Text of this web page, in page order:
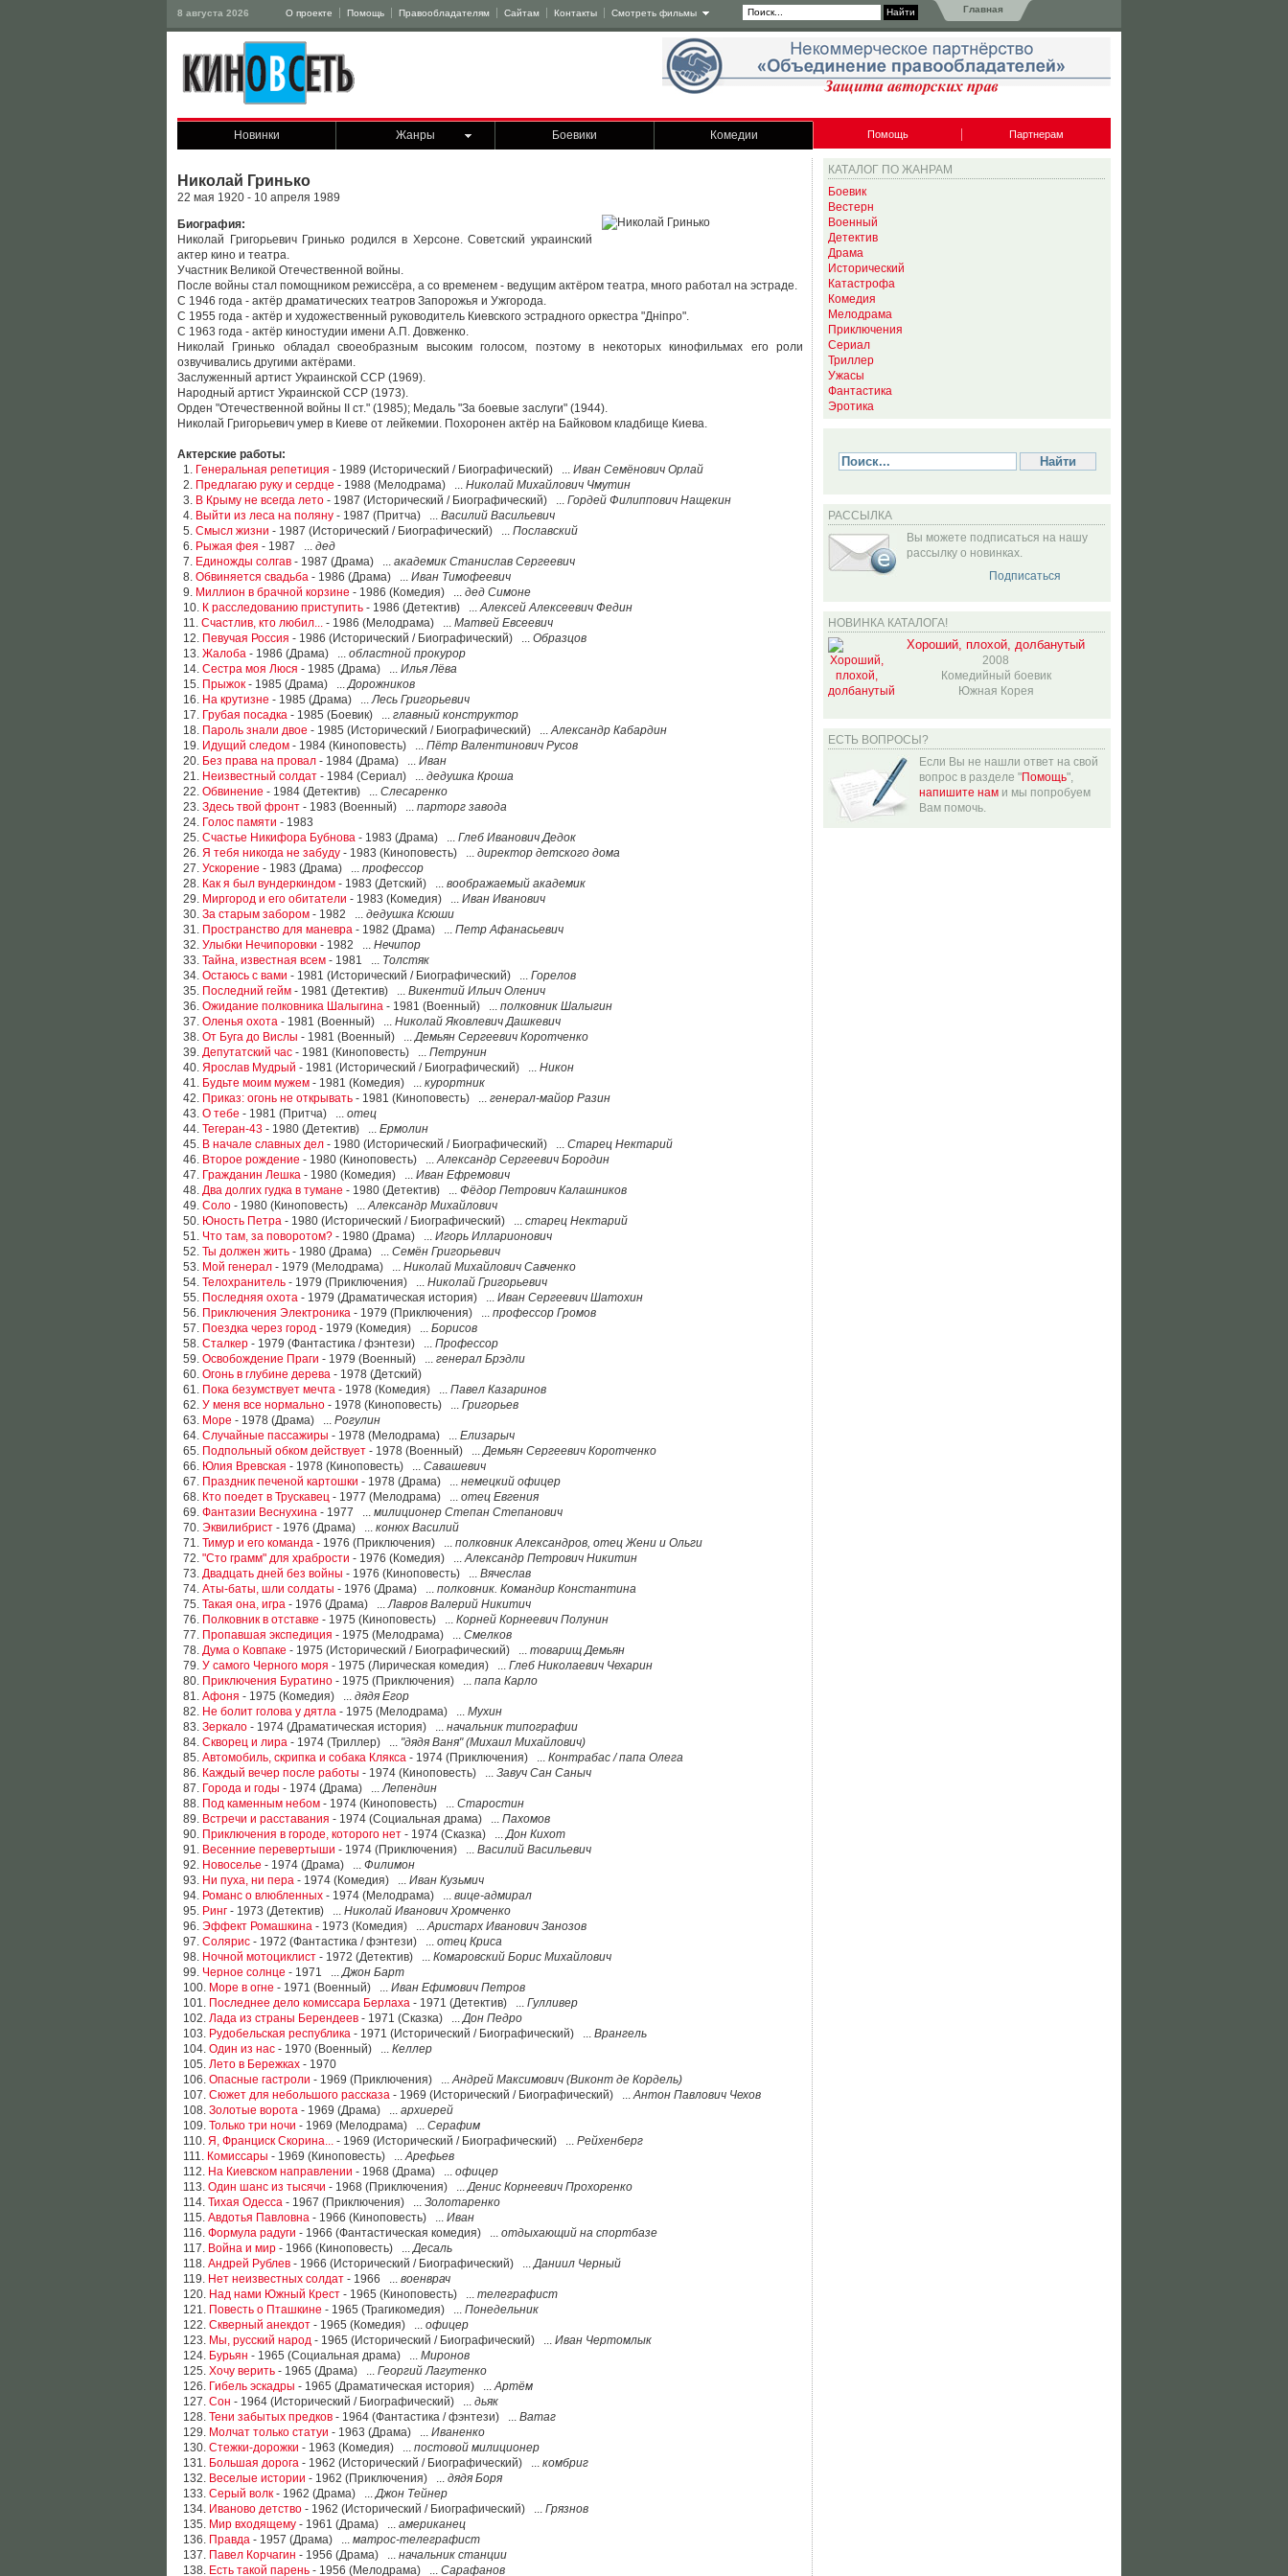
8 августа 2026 О проекте Помощь Правообладателям Сайтам Контакты Смотреть фильмы Главная
Новинки Жанры Боевики Комедии Помощь Партнерам
Николай Гринько
22 мая 1920 - 10 апреля 1989
Биография:
Николай Григорьевич Гринько родился в Херсоне. Советский украинский
актер кино и театра.
Участник Великой Отечественной войны.
После войны стал помощником режиссёра, а со временем - ведущим актёром театра, много работал на эстраде.
С 1946 года - актёр драматических театров Запорожья и Ужгорода.
С 1955 года - актёр и художественный руководитель Киевского эстрадного оркестра "Днiпро".
С 1963 года - актёр киностудии имени А.П. Довженко.
Николай Гринько обладал своеобразным высоким голосом, поэтому в некоторых кинофильмах его роли
озвучивались другими актёрами.
Заслуженный артист Украинской ССР (1969).
Народный артист Украинской ССР (1973).
Орден "Отечественной войны II ст." (1985); Медаль "За боевые заслуги" (1944).
Николай Григорьевич умер в Киеве от лейкемии. Похоронен актёр на Байковом кладбище Киева.
Актерские работы:
1. Генеральная репетиция - 1989 (Исторический / Биографический) ... Иван Семёнович Орлай
2. Предлагаю руку и сердце - 1988 (Мелодрама) ... Николай Михайлович Чмутин
3. В Крыму не всегда лето - 1987 (Исторический / Биографический) ... Гордей Филиппович Нащекин
4. Выйти из леса на поляну - 1987 (Притча) ... Василий Васильевич
5. Смысл жизни - 1987 (Исторический / Биографический) ... Пославский
6. Рыжая фея - 1987 ... дед
7. Единожды солгав - 1987 (Драма) ... академик Станислав Сергеевич
8. Обвиняется свадьба - 1986 (Драма) ... Иван Тимофеевич
9. Миллион в брачной корзине - 1986 (Комедия) ... дед Симоне
10. К расследованию приступить - 1986 (Детектив) ...Алексей Алексеевич Федин
11. Счастлив, кто любил... - 1986 (Мелодрама) ... Матвей Евсеевич
12. Певучая Россия - 1986 (Исторический / Биографический) ... Образцов
13. Жалоба - 1986 (Драма) ... областной прокурор
14. Сестра моя Люся - 1985 (Драма) ... Илья Лёва
15. Прыжок - 1985 (Драма) ...Дорожников
16. На крутизне - 1985 (Драма) ...Лесь Григорьевич
17. Грубая посадка - 1985 (Боевик) ... главный конструктор
18. Пароль знали двое - 1985 (Исторический / Биографический) ...Александр Кабардин
19. Идущий следом - 1984 (Киноповесть) ... Пётр Валентинович Русов
20. Без права на провал - 1984 (Драма) ... Иван
21. Неизвестный солдат - 1984 (Сериал) ... дедушка Кроша
22. Обвинение - 1984 (Детектив) ... Слесаренко
23. Здесь твой фронт - 1983 (Военный) ... парторг завода
24. Голос памяти - 1983
25. Счастье Никифора Бубнова - 1983 (Драма) ... Глеб Иванович Дедок
26. Я тебя никогда не забуду - 1983 (Киноповесть) ... директор детского дома
27. Ускорение - 1983 (Драма) ... профессор
28. Как я был вундеркиндом - 1983 (Детский) ... воображаемый академик
29. Миргород и его обитатели - 1983 (Комедия) ... Иван Иванович
30. За старым забором - 1982 ... дедушка Ксюши
31. Пространство для маневра - 1982 (Драма) ... Петр Афанасьевич
32. Улыбки Нечипоровки - 1982 ... Нечипор
33. Тайна, известная всем - 1981 ... Толстяк
34. Остаюсь с вами - 1981 (Исторический / Биографический) ... Горелов
35. Последний гейм - 1981 (Детектив) ... Викентий Ильич Оленич
36. Ожидание полковника Шалыгина - 1981 (Военный) ... полковник Шалыгин
37. Оленья охота - 1981 (Военный) ... Николай Яковлевич Дашкевич
38. От Буга до Вислы - 1981 (Военный) ...Демьян Сергеевич Коротченко
39. Депутатский час - 1981 (Киноповесть) ... Петрунин
40. Ярослав Мудрый - 1981 (Исторический / Биографический) ... Никон
41. Будьте моим мужем - 1981 (Комедия) ... курортник
42. Приказ: огонь не открывать - 1981 (Киноповесть) ... генерал-майор Разин
43. О тебе - 1981 (Притча) ... отец
44. Тегеран-43 - 1980 (Детектив) ... Ермолин
45. В начале славных дел - 1980 (Исторический / Биографический) ... Старец Нектарий
46. Второе рождение - 1980 (Киноповесть) ...Александр Сергеевич Бородин
47. Гражданин Лешка - 1980 (Комедия) ... Иван Ефремович
48. Два долгих гудка в тумане - 1980 (Детектив) ... Фёдор Петрович Калашников
49. Соло - 1980 (Киноповесть) ...Александр Михайлович
50. Юность Петра - 1980 (Исторический / Биографический) ... старец Нектарий
51. Что там, за поворотом? - 1980 (Драма) ... Игорь Илларионович
52. Ты должен жить - 1980 (Драма) ... Семён Григорьевич
53. Мой генерал - 1979 (Мелодрама) ... Николай Михайлович Савченко
54. Телохранитель - 1979 (Приключения) ... Николай Григорьевич
55. Последняя охота - 1979 (Драматическая история) ... Иван Сергеевич Шатохин
56. Приключения Электроника - 1979 (Приключения) ... профессор Громов
57. Поездка через город - 1979 (Комедия) ... Борисов
58. Сталкер - 1979 (Фантастика / фэнтези) ... Профессор
59. Освобождение Праги - 1979 (Военный) ... генерал Брэдли
60. Огонь в глубине дерева - 1978 (Детский)
61. Пока безумствует мечта - 1978 (Комедия) ... Павел Казаринов
62. У меня все нормально - 1978 (Киноповесть) ... Григорьев
63. Море - 1978 (Драма) ... Рогулин
64. Случайные пассажиры - 1978 (Мелодрама) ... Елизарыч
65. Подпольный обком действует - 1978 (Военный) ...Демьян Сергеевич Коротченко
66. Юлия Вревская - 1978 (Киноповесть) ... Савашевич
67. Праздник печеной картошки - 1978 (Драма) ... немецкий офицер
68. Кто поедет в Трускавец - 1977 (Мелодрама) ... отец Евгения
69. Фантазии Веснухина - 1977 ... милиционер Степан Степанович
70. Эквилибрист - 1976 (Драма) ... конюх Василий
71. Тимур и его команда - 1976 (Приключения) ... полковник Александров, отец Жени и Ольги
72. "Сто грамм" для храбрости - 1976 (Комедия) ...Александр Петрович Никитин
73. Двадцать дней без войны - 1976 (Киноповесть) ... Вячеслав
74. Аты-баты, шли солдаты - 1976 (Драма) ... полковник. Командир Константина
75. Такая она, игра - 1976 (Драма) ...Лавров Валерий Никитич
76. Полковник в отставке - 1975 (Киноповесть) ... Корней Корнеевич Полунин
77. Пропавшая экспедиция - 1975 (Мелодрама) ... Смелков
78. Дума о Ковпаке - 1975 (Исторический / Биографический) ... товарищ Демьян
79. У самого Черного моря - 1975 (Лирическая комедия) ... Глеб Николаевич Чехарин
80. Приключения Буратино - 1975 (Приключения) ... папа Карло
81. Афоня - 1975 (Комедия) ... дядя Егор
82. Не болит голова у дятла - 1975 (Мелодрама) ... Мухин
83. Зеркало - 1974 (Драматическая история) ... начальник типографии
84. Скворец и лира - 1974 (Триллер) ... "дядя Ваня" (Михаил Михайлович)
85. Автомобиль, скрипка и собака Клякса - 1974 (Приключения) ... Контрабас / папа Олега
86. Каждый вечер после работы - 1974 (Киноповесть) ... Завуч Сан Саныч
87. Города и годы - 1974 (Драма) ...Лепендин
88. Под каменным небом - 1974 (Киноповесть) ... Старостин
89. Встречи и расставания - 1974 (Социальная драма) ... Пахомов
90. Приключения в городе, которого нет - 1974 (Сказка) ...Дон Кихот
91. Весенние перевертыши - 1974 (Приключения) ... Василий Васильевич
92. Новоселье - 1974 (Драма) ... Филимон
93. Ни пуха, ни пера - 1974 (Комедия) ... Иван Кузьмич
94. Романс о влюбленных - 1974 (Мелодрама) ... вице-адмирал
95. Ринг - 1973 (Детектив) ... Николай Иванович Хромченко
96. Эффект Ромашкина - 1973 (Комедия) ...Аристарх Иванович Занозов
97. Солярис - 1972 (Фантастика / фэнтези) ... отец Криса
98. Ночной мотоциклист - 1972 (Детектив) ... Комаровский Борис Михайлович
99. Черное солнце - 1971 ...Джон Барт
100. Море в огне - 1971 (Военный) ... Иван Ефимович Петров
101. Последнее дело комиссара Берлаха - 1971 (Детектив) ... Гулливер
102. Лада из страны Берендеев - 1971 (Сказка) ...Дон Педро
103. Рудобельская республика - 1971 (Исторический / Биографический) ... Врангель
104. Один из нас - 1970 (Военный) ... Келлер
105. Лето в Бережках - 1970
106. Опасные гастроли - 1969 (Приключения) ...Андрей Максимович (Виконт де Кордель)
107. Сюжет для небольшого рассказа - 1969 (Исторический / Биографический) ...Антон Павлович Чехов
108. Золотые ворота - 1969 (Драма) ... архиерей
109. Только три ночи - 1969 (Мелодрама) ... Серафим
110. Я, Франциск Скорина... - 1969 (Исторический / Биографический) ... Рейхенберг
111. Комиссары - 1969 (Киноповесть) ...Арефьев
112. На Киевском направлении - 1968 (Драма) ... офицер
113. Один шанс из тысячи - 1968 (Приключения) ...Денис Корнеевич Прохоренко
114. Тихая Одесса - 1967 (Приключения) ... Золотаренко
115. Авдотья Павловна - 1966 (Киноповесть) ... Иван
116. Формула радуги - 1966 (Фантастическая комедия) ... отдыхающий на спортбазе
117. Война и мир - 1966 (Киноповесть) ...Десаль
118. Андрей Рублев - 1966 (Исторический / Биографический) ...Даниил Черный
119. Нет неизвестных солдат - 1966 ... военврач
120. Над нами Южный Крест - 1965 (Киноповесть) ... телеграфист
121. Повесть о Пташкине - 1965 (Трагикомедия) ... Понедельник
122. Скверный анекдот - 1965 (Комедия) ... офицер
123. Мы, русский народ - 1965 (Исторический / Биографический) ... Иван Чертомлык
124. Бурьян - 1965 (Социальная драма) ... Миронов
125. Хочу верить - 1965 (Драма) ... Георгий Лагутенко
126. Гибель эскадры - 1965 (Драматическая история) ...Артём
127. Сон - 1964 (Исторический / Биографический) ... дьяк
128. Тени забытых предков - 1964 (Фантастика / фэнтези) ... Ватаг
129. Молчат только статуи - 1963 (Драма) ... Иваненко
130. Стежки-дорожки - 1963 (Комедия) ... постовой милиционер
131. Большая дорога - 1962 (Исторический / Биографический) ... комбриг
132. Веселые истории - 1962 (Приключения) ... дядя Боря
133. Серый волк - 1962 (Драма) ...Джон Тейнер
134. Иваново детство - 1962 (Исторический / Биографический) ... Грязнов
135. Мир входящему - 1961 (Драма) ... американец
136. Правда - 1957 (Драма) ... матрос-телеграфист
137. Павел Корчагин - 1956 (Драма) ... начальник станции
138. Есть такой парень - 1956 (Мелодрама) ... Сарафанов
КАТАЛОГ ПО ЖАНРАМ
Боевик
Вестерн
Военный
Детектив
Драма
Исторический
Катастрофа
Комедия
Мелодрама
Приключения
Сериал
Триллер
Ужасы
Фантастика
Эротика
РАССЫЛКА
Вы можете подписаться на нашу
рассылку о новинках.
Подписаться
НОВИНКА КАТАЛОГА!
Хороший, плохой, долбанутый
2008
Комедийный боевик
Южная Корея
ЕСТЬ ВОПРОСЫ?
Если Вы не нашли ответ на свой
вопрос в разделе "Помощь",
напишите нам и мы попробуем
Вам помочь.